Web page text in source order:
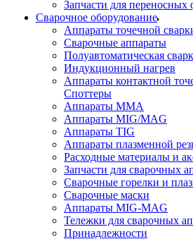
Запчасти для переносных
Сварочное оборудование
Аппараты точечной
Сварочные аппараты
Полуавтоматическая
Индукционный нагрев
Аппараты контактной
Споттеры
Аппараты MMA
Аппараты MIG/MAG
Аппараты TIG
Аппараты плазменной
Расходные материалы и
Запчасти для сварочных
Сварочные горелки и
Сварочные маски
Аппараты MIG-MAG
Тележки для сварочных
Принадлежности